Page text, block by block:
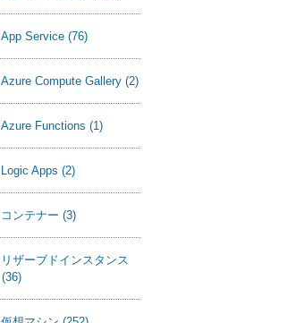
App Service (76)
Azure Compute Gallery (2)
Azure Functions (1)
Logic Apps (2)
コンテナー (3)
リザーブドインスタンス
(36)